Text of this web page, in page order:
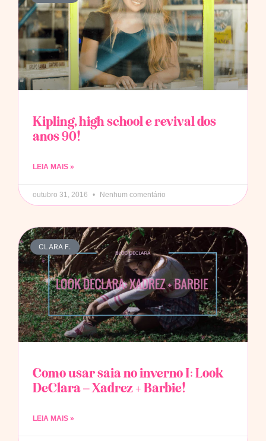
Kipling, high school e revival dos
anos 90!
LEIA MAIS »
outubro 31, 2016 Nenhum comentário
CLARA F.
Como usar saia no inverno I: Look
DeClara – Xadrez + Barbie!
LEIA MAIS »